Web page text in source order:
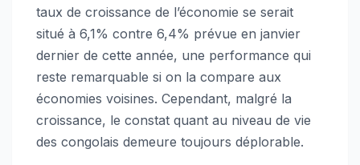
taux de croissance de l’économie se serait
situé à 6,1% contre 6,4% prévue en janvier
dernier de cette année, une performance qui
reste remarquable si on la compare aux
économies voisines. Cependant, malgré la
croissance, le constat quant au niveau de vie
des congolais demeure toujours déplorable.